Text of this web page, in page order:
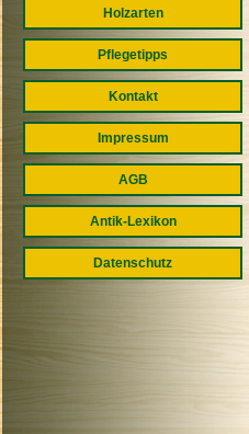
Holzarten
Pflegetipps
Kontakt
Impressum
AGB
Antik-Lexikon
Datenschutz